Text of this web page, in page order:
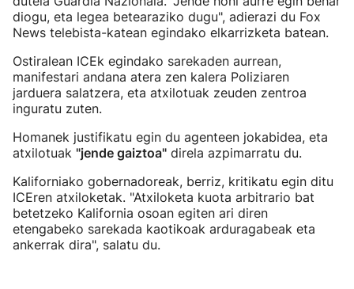
diogu, eta legea betearaziko dugu", adierazi du Fox
News telebista-katean egindako elkarrizketa batean.
Ostiralean ICEk egindako sarekaden aurrean,
manifestari andana atera zen kalera Poliziaren
jarduera salatzera, eta atxilotuak zeuden zentroa
inguratu zuten.
Homanek justifikatu egin du agenteen jokabidea, eta
atxilotuak "jende gaiztoa" direla azpimarratu du.
Kaliforniako gobernadoreak, berriz, kritikatu egin ditu
ICEren atxiloketak. "Atxiloketa kuota arbitrario bat
betetzeko Kalifornia osoan egiten ari diren
etengabeko sarekada kaotikoak arduragabeak eta
ankerrak dira", salatu du.